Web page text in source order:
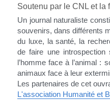
Soutenu par le CNL et la
Un journal naturaliste
souvenirs, dans différents
du luxe, la santé, la
de faire une introspection
l’homme face à l’animal :
animaux face à leur
Les partenaires de cet
L'association Humanité et